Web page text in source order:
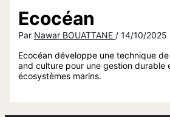
Ecocéan
Par Nawar BOUATTANE / 14/10/2025
Ecocéan développe une technique
and culture pour une gestion durable
écosystèmes marins.